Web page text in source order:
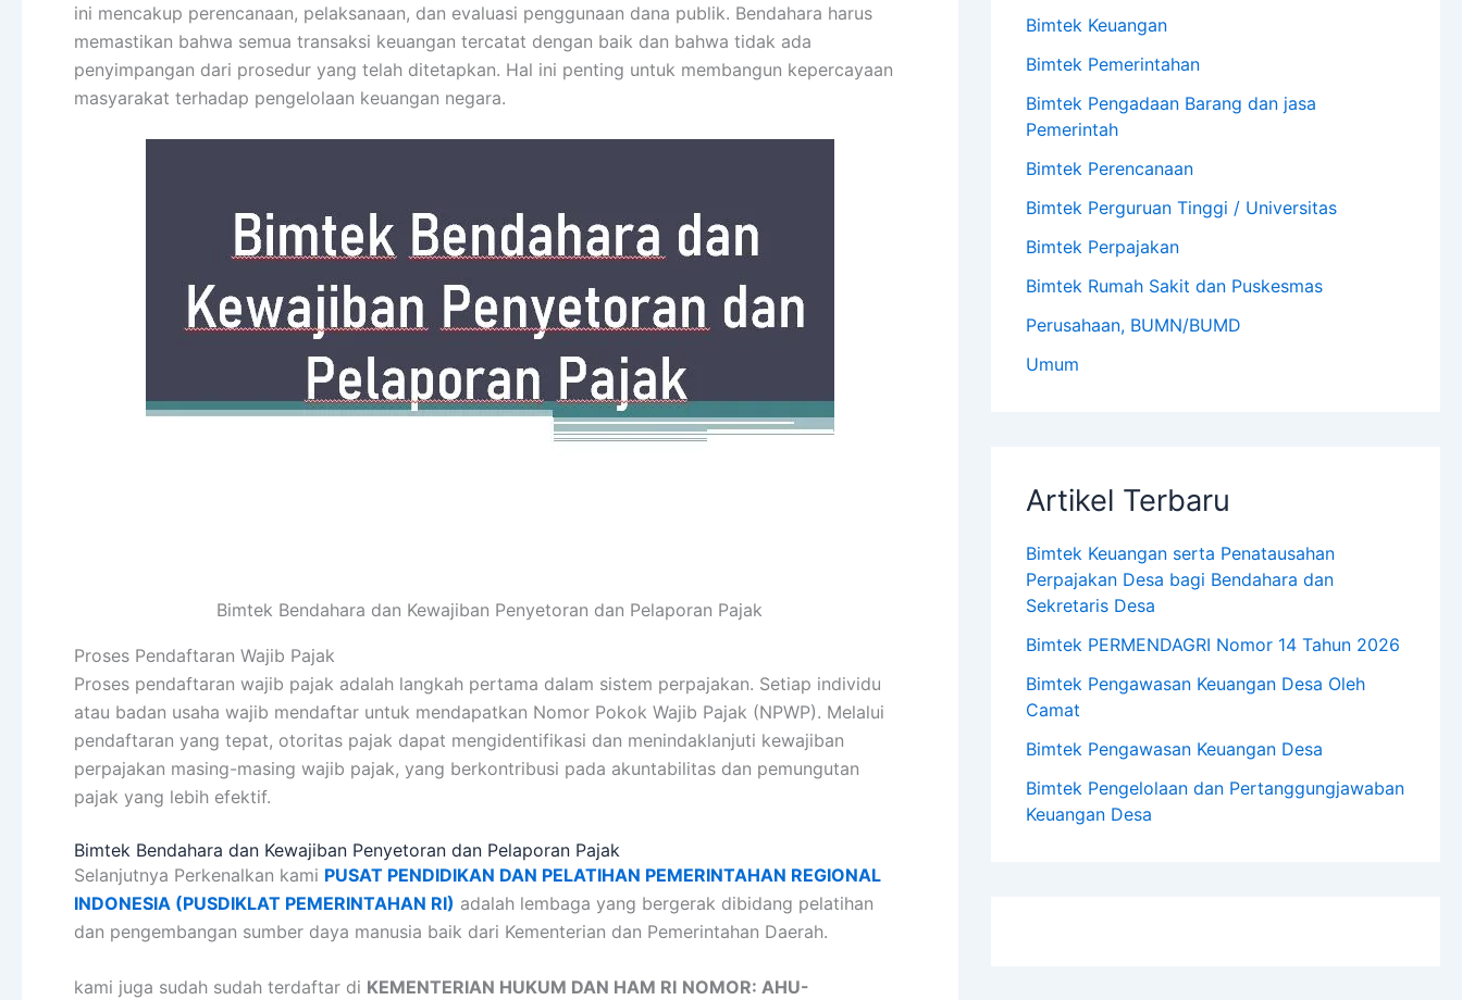
ini mencakup perencanaan, pelaksanaan, dan evaluasi penggunaan dana publik. Bendahara harus
memastikan bahwa semua transaksi keuangan tercatat dengan baik dan bahwa tidak ada
penyimpangan dari prosedur yang telah ditetapkan. Hal ini penting untuk membangun kepercayaan
masyarakat terhadap pengelolaan keuangan negara.
Bimtek Bendahara dan Kewajiban Penyetoran dan Pelaporan Pajak
Proses Pendaftaran Wajib Pajak
Proses pendaftaran wajib pajak adalah langkah pertama dalam sistem perpajakan. Setiap individu
atau badan usaha wajib mendaftar untuk mendapatkan Nomor Pokok Wajib Pajak (NPWP). Melalui
pendaftaran yang tepat, otoritas pajak dapat mengidentifikasi dan menindaklanjuti kewajiban
perpajakan masing-masing wajib pajak, yang berkontribusi pada akuntabilitas dan pemungutan
pajak yang lebih efektif.
Bimtek Bendahara dan Kewajiban Penyetoran dan Pelaporan Pajak
Selanjutnya Perkenalkan kami PUSAT PENDIDIKAN DAN PELATIHAN PEMERINTAHAN REGIONAL
INDONESIA (PUSDIKLAT PEMERINTAHAN RI) adalah lembaga yang bergerak dibidang pelatihan
dan pengembangan sumber daya manusia baik dari Kementerian dan Pemerintahan Daerah.
kami juga sudah sudah terdaftar di KEMENTERIAN HUKUM DAN HAM RI NOMOR: AHU-
Bimtek Keuangan
Bimtek Pemerintahan
Bimtek Pengadaan Barang dan jasa
Pemerintah
Bimtek Perencanaan
Bimtek Perguruan Tinggi / Universitas
Bimtek Perpajakan
Bimtek Rumah Sakit dan Puskesmas
Perusahaan, BUMN/BUMD
Umum
Artikel Terbaru
Bimtek Keuangan serta Penatausahan
Perpajakan Desa bagi Bendahara dan
Sekretaris Desa
Bimtek PERMENDAGRI Nomor 14 Tahun 2026
Bimtek Pengawasan Keuangan Desa Oleh
Camat
Bimtek Pengawasan Keuangan Desa
Bimtek Pengelolaan dan Pertanggungjawaban
Keuangan Desa